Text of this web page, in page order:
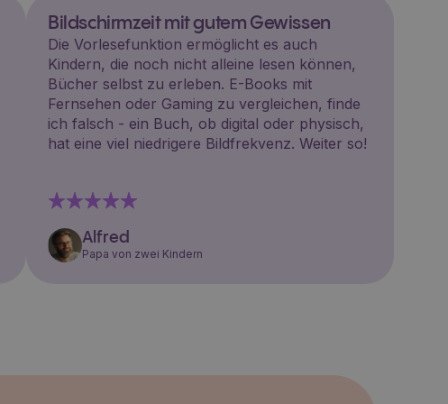
Bildschirmzeit mit gutem Gewissen
Die Vorlesefunktion ermöglicht es auch
Kindern, die noch nicht alleine lesen können,
Bücher selbst zu erleben. E-Books mit
Fernsehen oder Gaming zu vergleichen, finde
ich falsch - ein Buch, ob digital oder physisch,
hat eine viel niedrigere Bildfrekvenz. Weiter so!
Alfred
Papa von zwei Kindern